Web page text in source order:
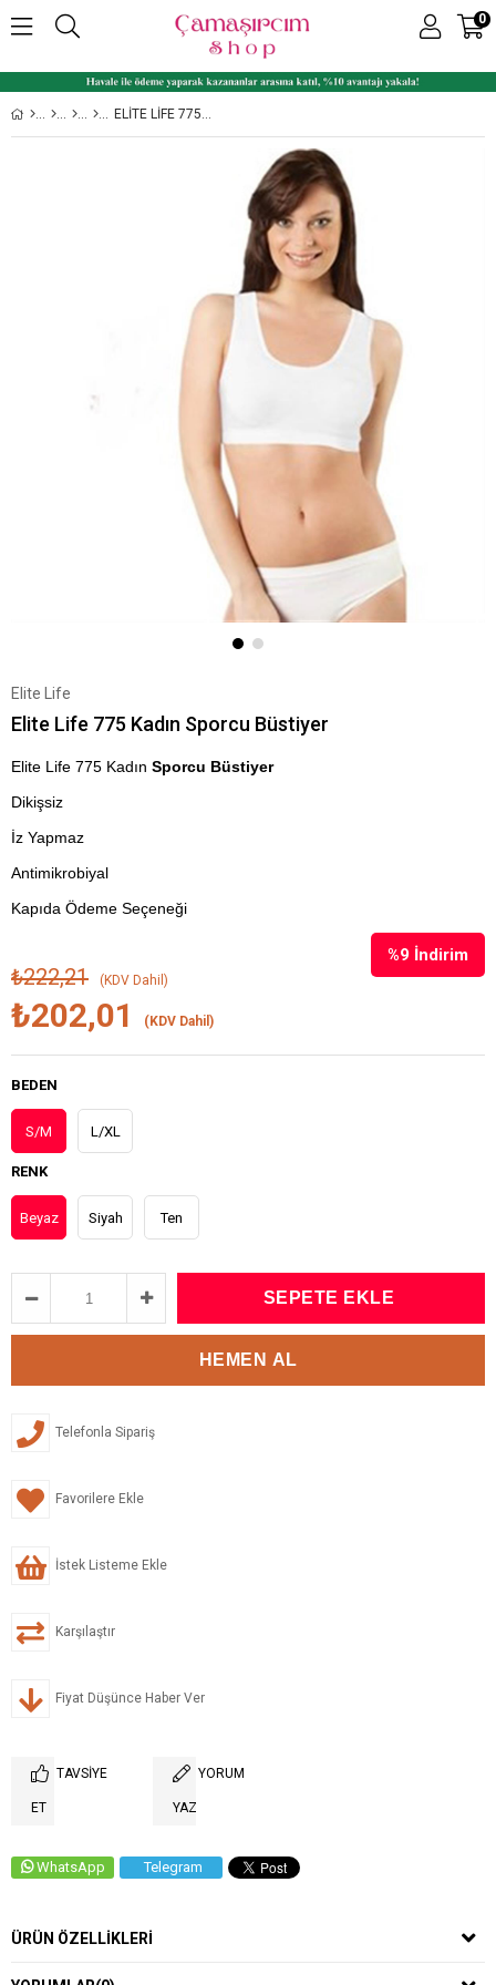
0
ELITE LIFE 775 KADIN SPORCU BÜSTIYER
Elite Life
Elite Life 775 Kadın Sporcu Büstiyer
Elite Life 775 Kadın Sporcu Büstiyer
Dikişsiz
İz Yapmaz
Antimikrobiyal
Kapıda Ödeme Seçeneği
%9 İndirim
₺222,21 (KDV Dahil)
₺202,01 (KDV Dahil)
BEDEN
S/M L/XL
RENK
Beyaz Siyah Ten
Telefonla Sipariş
Favorilere Ekle
İstek Listeme Ekle
Karşılaştır
Fiyat Düşünce Haber Ver
TAVSIYE
ET
YORUM
YAZ
WhatsApp Telegram
ÜRÜN ÖZELLIKLERI